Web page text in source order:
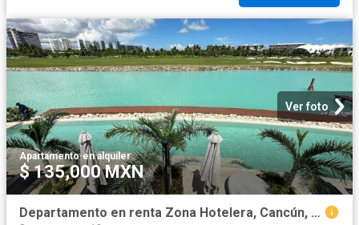
Ver foto
Apartamento·en alquiler
$ 135,000 MXN
Departamento en renta Zona Hotelera, Cancún, Quintana Roo